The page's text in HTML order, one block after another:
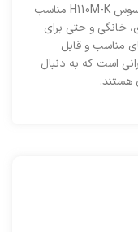
با توجه به ویژگی‌های ارائه شده، مادربرد ایسوس H110M-K مناسب
خانگی و حتی برای
مناسب و قابل
است که به دنبال
هستند.